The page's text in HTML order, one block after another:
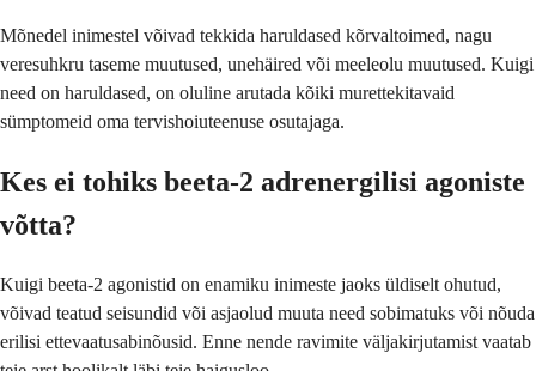
Mõnedel inimestel võivad tekkida haruldased kõrvaltoimed, nagu
veresuhkru taseme muutused, unehäired või meeleolu muutused. Kuigi
need on haruldased, on oluline arutada kõiki murettekitavaid
sümptomeid oma tervishoiuteenuse osutajaga.
Kes ei tohiks beeta-2 adrenergilisi agoniste
võtta?
Kuigi beeta-2 agonistid on enamiku inimeste jaoks üldiselt ohutud,
võivad teatud seisundid või asjaolud muuta need sobimatuks või nõuda
erilisi ettevaatusabinõusid. Enne nende ravimite väljakirjutamist vaatab